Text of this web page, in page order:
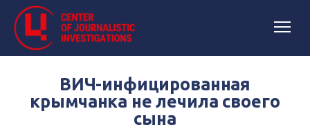
ВИЧ-инфицированная
крымчанка не лечила своего
сына